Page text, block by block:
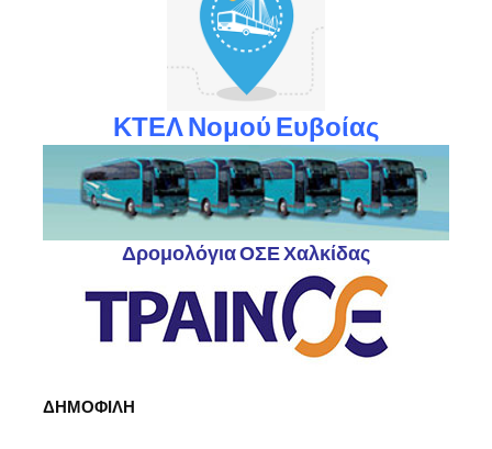
ΚΤΕΛ Νομού Ευβοίας
Δρομολόγια ΟΣΕ Χαλκίδας
ΔΗΜΟΦΙΛΗ